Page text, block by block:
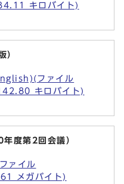
キロバイト)
）
ファイル
キロバイト)
度第2回会議）
ァイル
メガバイト)